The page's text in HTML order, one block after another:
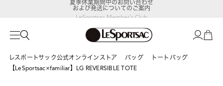
LeSportsac Member's Club
ポイントアップキャンペーン開催中
および発送についてのご案内
レスポートサック公式オンラインストア バッグ
トートバッグ
【LeSportsac×familiar】LG REVERSIBLE TOTE